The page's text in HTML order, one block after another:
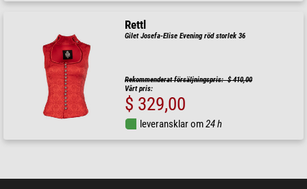
Rettl
Gilet Josefa-Elise Evening röd storlek 36
Rekommenderat försäljningspris: $ 410,00
Vårt pris:
$ 329,00
leveransklar om24 h